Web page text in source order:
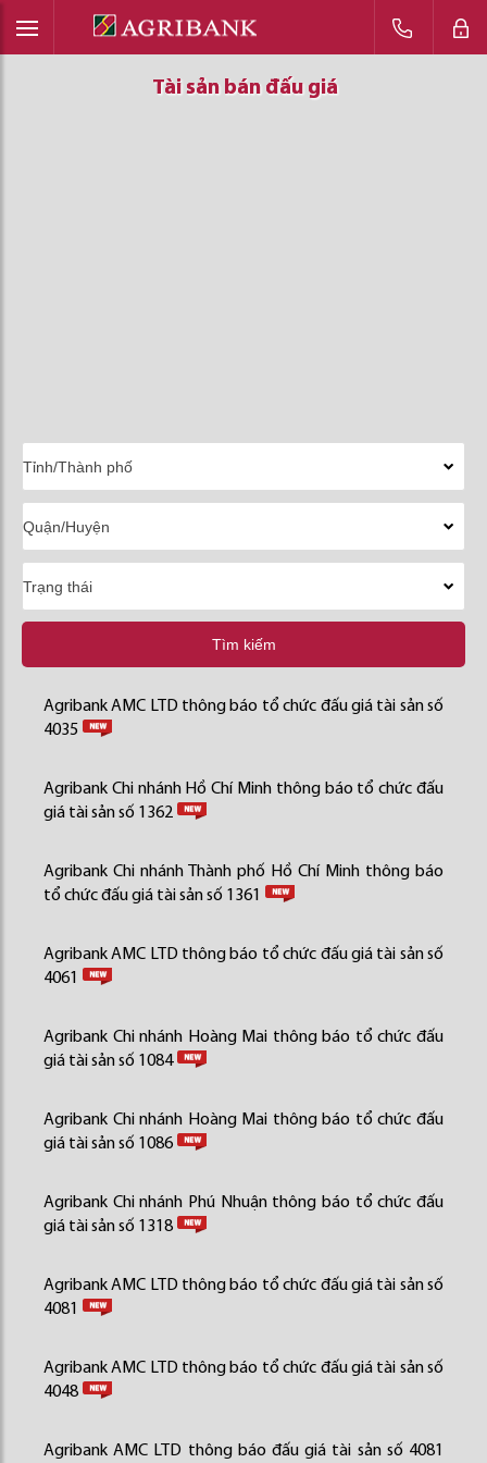
Tài sản bán đấu giá
Tài sản bán đấu giá
Tài sản bán đấu giá
Tìm kiếm
Agribank AMC LTD thông báo tổ chức đấu giá tài sản số
4035
Agribank Chi nhánh Hồ Chí Minh thông báo tổ chức đấu
giá tài sản số 1362
Agribank Chi nhánh Thành phố Hồ Chí Minh thông báo
tổ chức đấu giá tài sản số 1361
Agribank AMC LTD thông báo tổ chức đấu giá tài sản số
4061
Agribank Chi nhánh Hoàng Mai thông báo tổ chức đấu
giá tài sản số 1084
Agribank Chi nhánh Hoàng Mai thông báo tổ chức đấu
giá tài sản số 1086
Agribank Chi nhánh Phú Nhuận thông báo tổ chức đấu
giá tài sản số 1318
Agribank AMC LTD thông báo tổ chức đấu giá tài sản số
4081
Agribank AMC LTD thông báo tổ chức đấu giá tài sản số
4048
Agribank AMC LTD thông báo đấu giá tài sản số 4081